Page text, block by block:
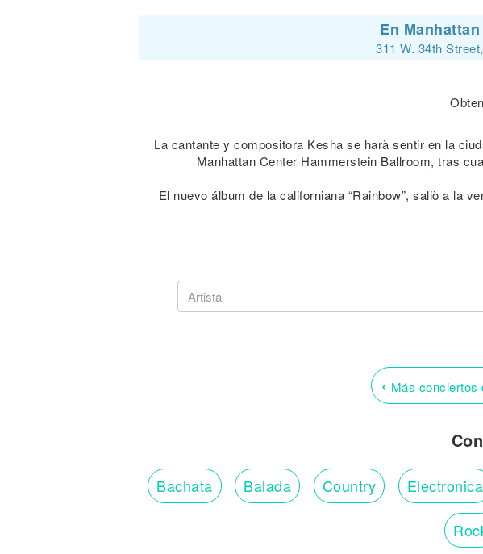
En
311 W. 34th
La cantante y compositora Kesha se harà sentir en la
Manhattan Center Hammerstein Ballroom, tras
El nuevo álbum de la californiana “Rainbow”, saliò a la
‹ Más conciertos
Bachata Balada Country Electronica